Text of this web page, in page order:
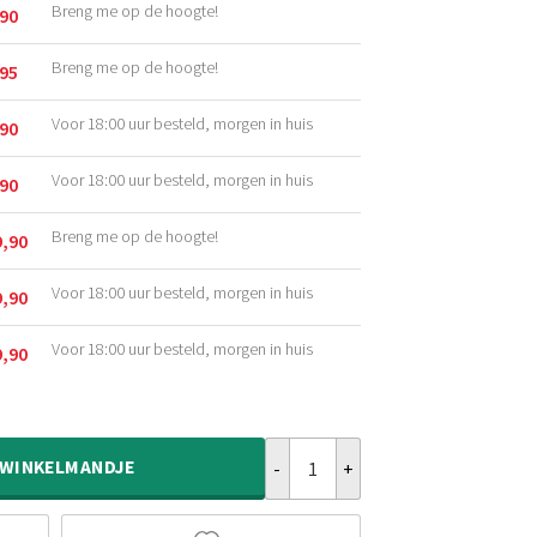
Breng me op de hoogte!
Breng me op de hoogte!
Voor 18:00 uur besteld, morgen in huis
Voor 18:00 uur besteld, morgen in huis
Breng me op de hoogte!
Voor 18:00 uur besteld, morgen in huis
Voor 18:00 uur besteld, morgen in huis
WINKELMANDJE